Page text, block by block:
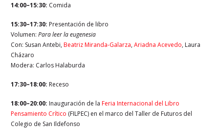
14:00–15:30: Comida
15:30–17:30: Presentación de libro
Volumen:Para leer la eugenesia
Con: Susan Antebi,Beatriz Miranda-Galarza,Ariadna Acevedo, Laura
Cházaro
Modera: Carlos Halaburda
17:30–18:00: Receso
18:00–20:00: Inauguración de laFeria Internacional del Libro
Pensamiento Crítico (FILPEC) en el marco del Taller de Futuros del
Colegio de San Ildefonso